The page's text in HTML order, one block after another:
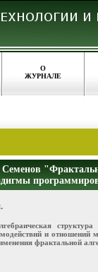
О
ЖУРНАЛЕ
и
фрактальной